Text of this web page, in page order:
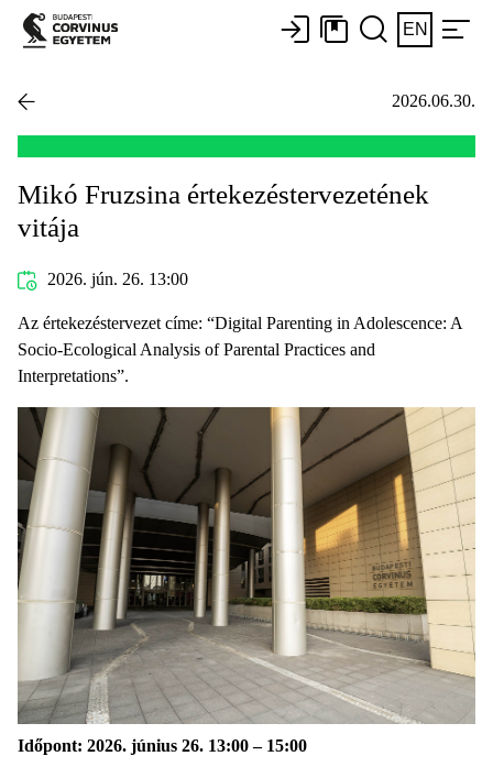
EN
2026.06.30.
Mikó Fruzsina értekezéstervezetének
vitája
2026. jún. 26. 13:00
Az értekezéstervezet címe: “Digital Parenting in Adolescence: A
Socio-Ecological Analysis of Parental Practices and
Interpretations”.
Időpont: 2026. június 26. 13:00 – 15:00